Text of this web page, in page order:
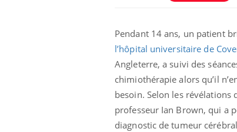
Pendant 14 ans, un patient
l’hôpital universitaire de
Angleterre, a suivi des
chimiothérapie alors qu’il
besoin. Selon les révélations
professeur Ian Brown, qui a
diagnostic de tumeur